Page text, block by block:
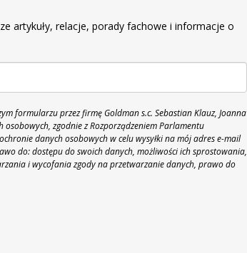
artykuły, relacje, porady fachowe i informacje o
formularzu przez firmę Goldman s.c. Sebastian Klauz, Joanna
zgodnie z Rozporządzeniem Parlamentu
danych osobowych w celu wysyłki na mój adres e-mail
do: dostępu do swoich danych, możliwości ich sprostowania,
i wycofania zgody na przetwarzanie danych, prawo do